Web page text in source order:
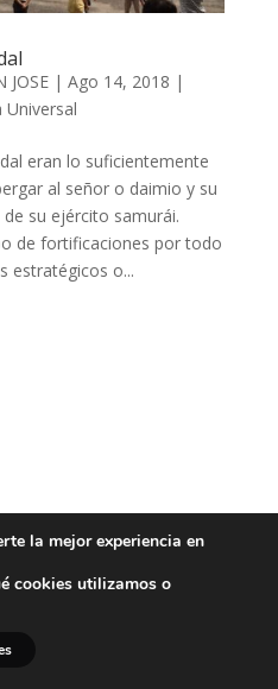
JOSE| Ago 14, 2018 |
Universal
eran lo suficientemente
al señor o daimio y su
su ejército samurái.
de fortificaciones por todo
estratégicos o...
la mejor experiencia en
cookies utilizamos o